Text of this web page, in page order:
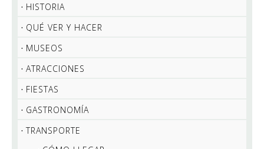
HISTORIA
QUÉ VER Y HACER
MUSEOS
ATRACCIONES
FIESTAS
GASTRONOMÍA
TRANSPORTE